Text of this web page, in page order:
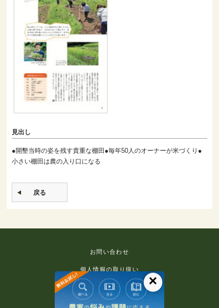
見出し
●開墾当時の姿を残す貴重な棚田●毎年50人のオーナーが米づくり●
小さい棚田は農の入り口になる
戻る
お問い合わせ
個人情報の取り扱い
免責事項
利用規約
×